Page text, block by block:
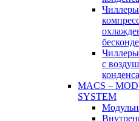
с
MACS –
SYSTEM